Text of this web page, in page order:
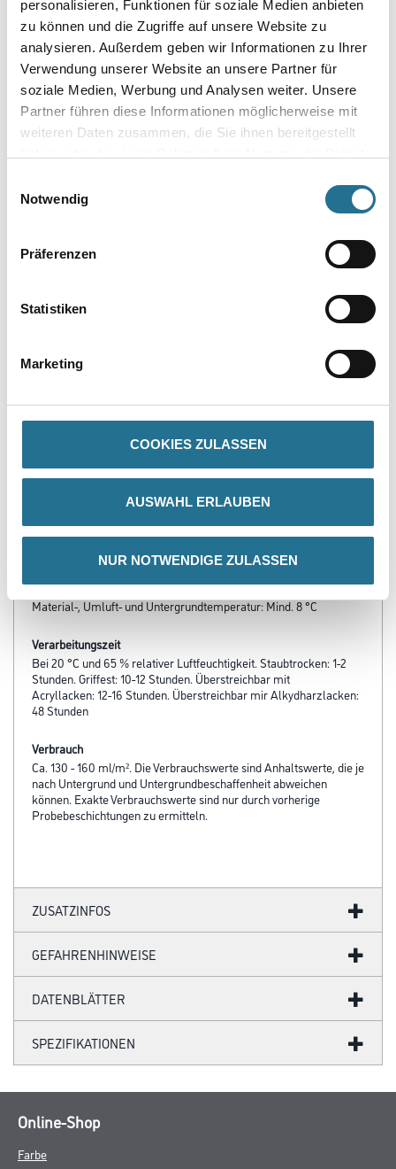
personalisieren, Funktionen für soziale Medien anbieten
zu können und die Zugriffe auf unsere Website zu
analysieren. Außerdem geben wir Informationen zu Ihrer
Verwendung unserer Website an unsere Partner für
soziale Medien, Werbung und Analysen weiter. Unsere
Partner führen diese Informationen möglicherweise mit
weiteren Daten zusammen, die Sie ihnen bereitgestellt
Notwendig
Präferenzen
Statistiken
Marketing
COOKIES ZULASSEN
AUSWAHL ERLAUBEN
NUR NOTWENDIGE ZULASSEN
Gebinde
Zur Farbauswahl für Ihren Wunschfarbton
- Gut schleifbar
- Wasserverdünnbar
- Hervorragendes Haftvermögen
Verarbeitungstemp./Luftfeuchte
Material-, Umluft- und Untergrundtemperatur: Mind. 8 °C
Verarbeitungszeit
Bei 20 °C und 65 % relativer Luftfeuchtigkeit. Staubtrocken: 1-2
Stunden. Griffest: 10-12 Stunden. Überstreichbar mit
Acryllacken: 12-16 Stunden. Überstreichbar mir Alkydharzlacken:
48 Stunden
Verbrauch
Ca. 130 - 160 ml/m². Die Verbrauchswerte sind Anhaltswerte, die je
nach Untergrund und Untergrundbeschaffenheit abweichen
können. Exakte Verbrauchswerte sind nur durch vorherige
Probebeschichtungen zu ermitteln.
ZUSATZINFOS
GEFAHRENHINWEISE
DATENBLÄTTER
SPEZIFIKATIONEN
Online-Shop
Farbe